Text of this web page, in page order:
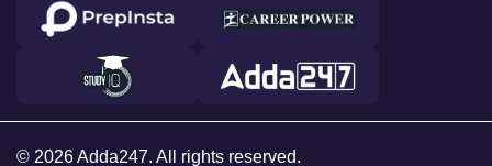
© 2026 Adda247. All rights reserved.